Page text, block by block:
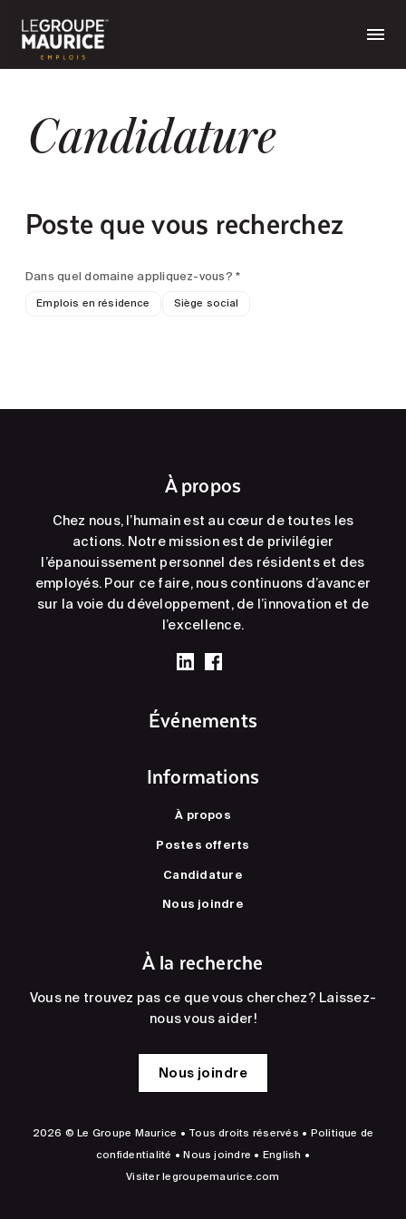
Candidature
Poste que vous recherchez
Dans quel domaine appliquez-vous? *
Emplois en résidence Siège social
À propos
Chez nous, l’humain est au cœur de toutes les
actions. Notre mission est de privilégier
l’épanouissement personnel des résidents et des
employés. Pour ce faire, nous continuons d’avancer
sur la voie du développement, de l’innovation et de
l’excellence.
Événements
Informations
À propos
Postes offerts
Candidature
Nous joindre
À la recherche
Vous ne trouvez pas ce que vous cherchez? Laissez-
nous vous aider!
Nous joindre
2026 © Le Groupe Maurice • Tous droits réservés • Politique de
confidentialité •Nous joindre • English •
Visiterlegroupemaurice.com